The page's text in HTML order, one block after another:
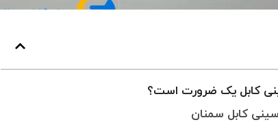
کابل یک ضرورت است؟
کابل سمنان